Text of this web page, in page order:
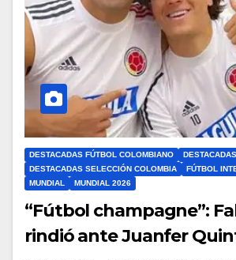
DESTACADAS FÚTBOL COLOMBIANO
DESTACADAS SELECCIÓN COLOMBIA
FÚTBOL
MUNDIAL
MUNDIAL 2026
“Fútbol champagne”:
rindió ante Juanfer